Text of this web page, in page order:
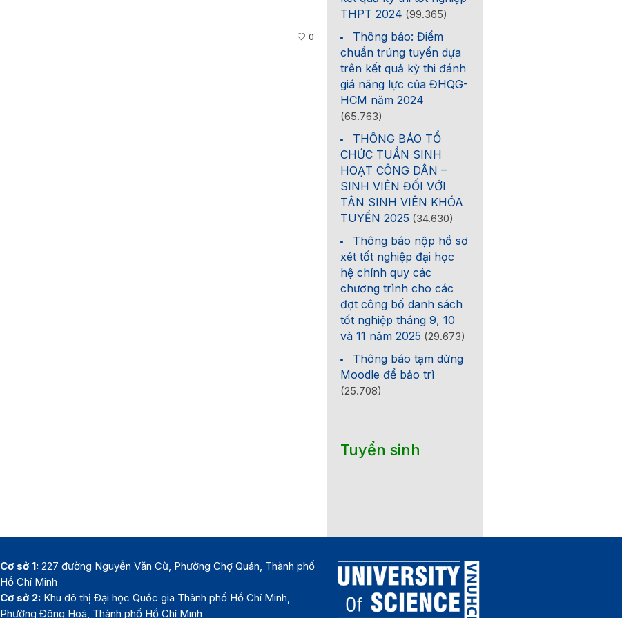
0
THPT 2024 (99.365)
Thông báo: Điểm
chuẩn trúng tuyển dựa
trên kết quả kỳ thi đánh
giá năng lực của ĐHQG-
HCM năm 2024
(65.763)
THÔNG BÁO TỔ
CHỨC TUẦN SINH
HOẠT CÔNG DÂN –
SINH VIÊN ĐỐI VỚI
TÂN SINH VIÊN KHÓA
TUYỂN 2025 (34.630)
Thông báo nộp hồ sơ
xét tốt nghiệp đại học
hệ chính quy các
chương trình cho các
đợt công bố danh sách
tốt nghiệp tháng 9, 10
và 11 năm 2025 (29.673)
Thông báo tạm dừng
Moodle để bảo trì
(25.708)
Tuyển sinh
Cơ sở 1: 227 đường Nguyễn Văn Cừ, Phường Chợ Quán, Thành phố
Hồ Chí Minh
Cơ sở 2: Khu đô thị Đại học Quốc gia Thành phố Hồ Chí Minh,
Phường Đông Hoà, Thành phố Hồ Chí Minh